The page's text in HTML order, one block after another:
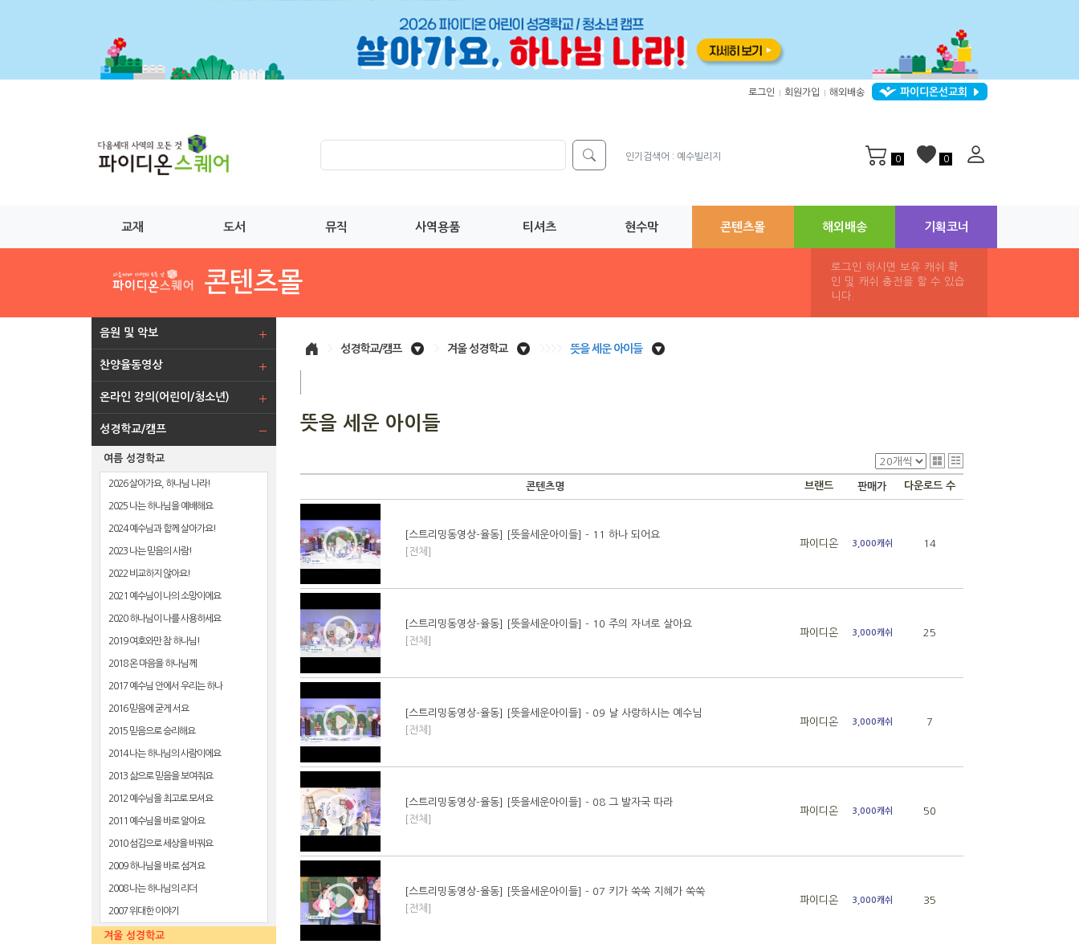
로그인 회원가입 해외배송 파이디온선교회
인기검색어 : 예수빌리지 0 0
교재 도서 뮤직 사역용품 티셔츠 현수막 콘텐츠몰 해외배송 기획코너
로그인 하시면 보유 캐쉬 확
인 및 캐쉬 충전을 할 수 있습
니다.
음원 및 악보
찬양율동영상
온라인 강의(어린이/청소년)
성경학교/캠프
여름 성경학교
2026 살아가요, 하나님 나라!
2025 나는 하나님을 예배해요
2024 예수님과 함께 살아가요!
2023 나는 믿음의 사람!
2022 비교하지 않아요!
2021 예수님이 나의 소망이에요
2020 하나님이 나를 사용하세요
2019 여호와만 참 하나님!
2018 온 마음을 하나님께
2017 예수님 안에서 우리는 하나
2016 믿음에 굳게 서요
2015 믿음으로 승리해요
2014 나는 하나님의 사람이에요
2013 삶으로 믿음을 보여줘요
2012 예수님을 최고로 모셔요
2011 예수님을 바로 알아요
2010 섬김으로 세상을 바꿔요
2009 하나님을 바로 섬겨요
2008 나는 하나님의 리더
2007 위대한 이야기
겨울 성경학교
성경학교/캠프 겨울 성경학교 뜻을 세운 아이들
뜻을 세운 아이들
콘텐츠명 브랜드 판매가 다운로드 수
[스트리밍동영상-율동] [뜻을세운아이들] - 11 하나 되어요
[전체]
파이디온 3,000캐쉬 14
[스트리밍동영상-율동] [뜻을세운아이들] - 10 주의 자녀로 살아요
[전체]
파이디온 3,000캐쉬 25
[스트리밍동영상-율동] [뜻을세운아이들] - 09 날 사랑하시는 예수님
[전체]
파이디온 3,000캐쉬 7
[스트리밍동영상-율동] [뜻을세운아이들] - 08 그 발자국 따라
[전체]
파이디온 3,000캐쉬 50
[스트리밍동영상-율동] [뜻을세운아이들] - 07 키가 쑥쑥 지혜가 쑥쑥
[전체]
파이디온 3,000캐쉬 35